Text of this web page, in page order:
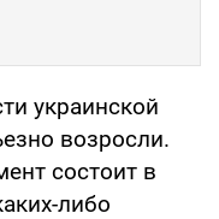
украинской
возросли.
состоит в
либо